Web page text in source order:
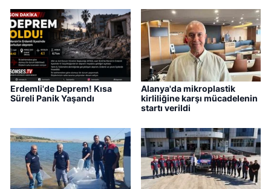
Erdemli'de Deprem! Kısa
Süreli Panik Yaşandı
Alanya'da mikroplastik
kirliliğine karşı mücadelenin
startı verildi